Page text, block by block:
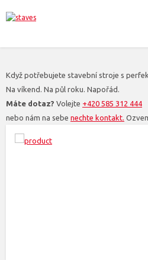
Když potřebujete stavební stroje s
Na víkend. Na půl roku. Napořád.
Máte dotaz? Volejte +420 585 312 444
nebo nám na sebe nechte kontakt.